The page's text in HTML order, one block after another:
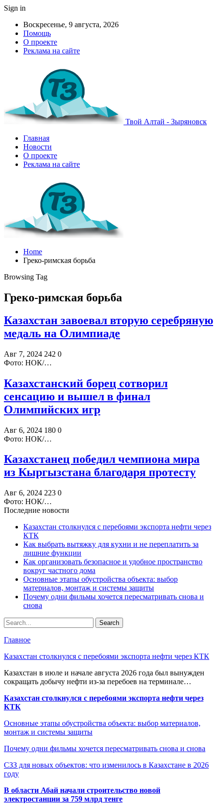
Sign in
Воскресенье, 9 августа, 2026
Помощь
О проекте
Реклама на сайте
Твой Алтай - Зыряновск
Главная
Новости
О проекте
Реклама на сайте
Home
Греко-римская борьба
Browsing Tag
Греко-римская борьба
Казахстан завоевал вторую серебряную
медаль на Олимпиаде
Авг 7, 2024 242 0
Фото: НОК/…
Казахстанский борец сотворил
сенсацию и вышел в финал
Олимпийских игр
Авг 6, 2024 180 0
Фото: НОК/…
Казахстанец победил чемпиона мира
из Кыргызстана благодаря протесту
Авг 6, 2024 223 0
Фото: НОК/…
Последние новости
Казахстан столкнулся с перебоями экспорта нефти через
КТК
Как выбрать вытяжку для кухни и не переплатить за
лишние функции
Как организовать безопасное и удобное пространство
вокруг частного дома
Основные этапы обустройства объекта: выбор
материалов, монтаж и системы защиты
Почему одни фильмы хочется пересматривать снова и
снова
Главное
Казахстан столкнулся с перебоями экспорта нефти через КТК
Казахстан в июле и начале августа 2026 года был вынужден
сокращать добычу нефти из-за перебоев на терминале…
Казахстан столкнулся с перебоями экспорта нефти через
КТК
Основные этапы обустройства объекта: выбор материалов,
монтаж и системы защиты
Почему одни фильмы хочется пересматривать снова и снова
СЗЗ для новых объектов: что изменилось в Казахстане в 2026
году
В области Абай начали строительство новой
электростанции за 759 млрд тенге